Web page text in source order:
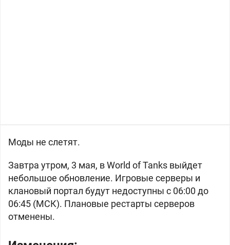
Моды не слетят.
Завтра утром, 3 мая, в World of Tanks выйдет
небольшое обновление. Игровые серверы и
клановый портал будут недоступны с 06:00 до
06:45 (МСК). Плановые рестарты серверов
отменены.